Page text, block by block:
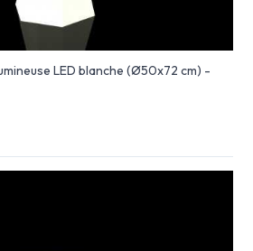
LED blanche (Ø50x72 cm) -